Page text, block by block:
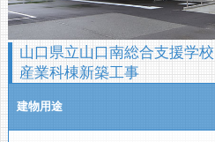
山口県立山口南総合支援学校
産業科棟新築工事
建物用途